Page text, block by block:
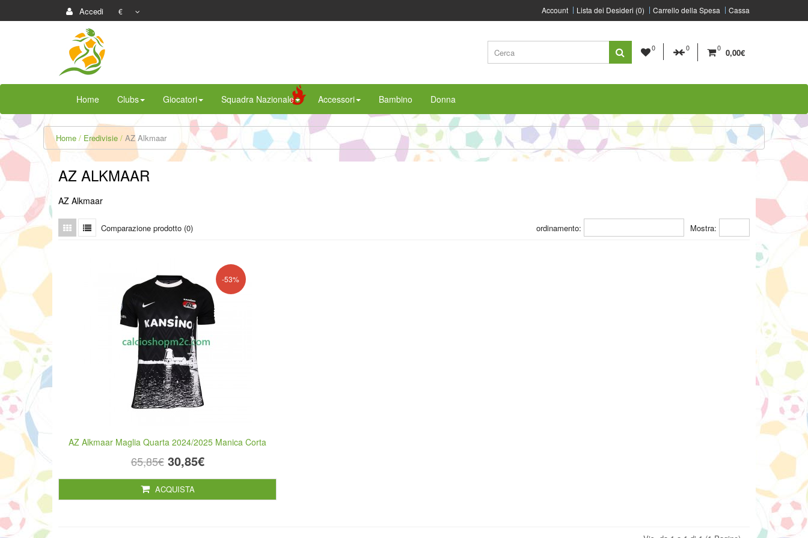
Accedi € Account Lista dei Desideri (0) Carrello della Spesa Cassa
0 0 0 0,00€
Home Clubs Giocatori Squadra Nazionale Accessori Bambino Donna
Home Eredivisie AZ Alkmaar
AZ ALKMAAR
AZ Alkmaar
Mostra:
ordinamento:
Comparazione prodotto (0)
-53%
AZ Alkmaar Maglia Quarta 2024/2025 Manica Corta
65,85€ 30,85€
ACQUISTA